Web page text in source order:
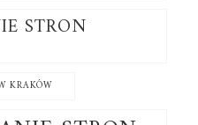
STRON
KRAKÓW